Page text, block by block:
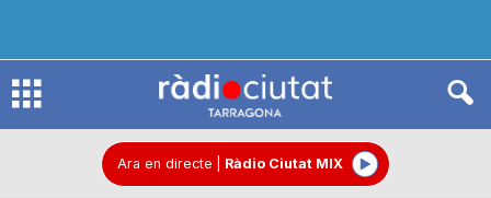
R
Ara en directe Ràdio Ciutat MIX